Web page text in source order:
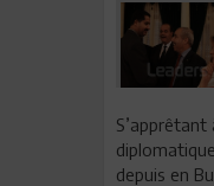
depuis en